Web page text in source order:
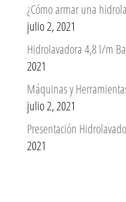
¿Cómo armar una
julio 2, 2021
Hidrolavadora 4,8 l/m
2021
Máquinas y
julio 2, 2021
Presentación
2021